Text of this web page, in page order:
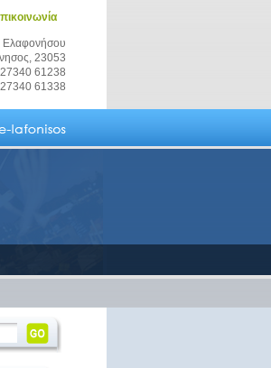
Ελαφονήσου
23053
61238
61338